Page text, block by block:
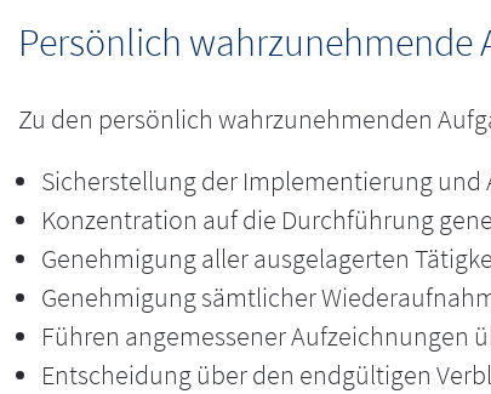
Persönlich wahrzunehmende
Zu den persönlich wahrzunehmenden
Sicherstellung der Implementierung
Konzentration auf die Durchführung
Genehmigung aller ausgelagerten
Genehmigung sämtlicher
Führen angemessener Aufzeichnungen
Entscheidung über den endgültigen